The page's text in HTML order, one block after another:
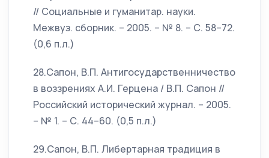
// Социальные и гуманитар. науки.
Межвуз. сборник. – 2005. – № 8. – С. 58–72.
(0,6 п.л.)
28.Сапон, В.П. Антигосударственничество
в воззрениях А.И. Герцена / В.П. Сапон //
Российский исторический журнал. – 2005.
– № 1. – С. 44–60. (0,5 п.л.)
29.Сапон, В.П. Либертарная традиция в